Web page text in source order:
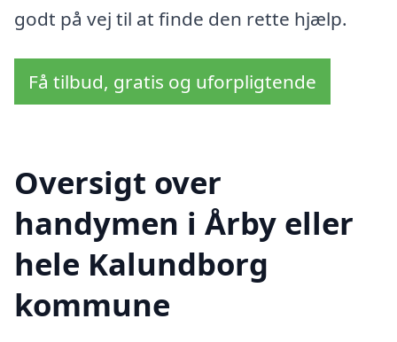
godt på vej til at finde den rette hjælp.
Få tilbud, gratis og uforpligtende
Oversigt over
handymen i Årby eller
hele Kalundborg
kommune